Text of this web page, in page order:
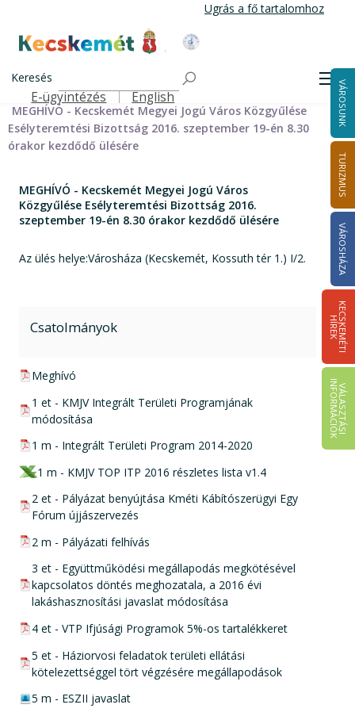
tartalomra
Ugrás a fő tartalomhoz
Kecskemét Város Honlapja
Keresés
Felső navigáció
E-ügyintézés English VÁROSUNK
TURIZMUS
VÁROSHÁZA
K
E
C
S
K
E
M
É
T
I
HÍ
R
E
K
V
Á
L
A
S
Z
T
Á
S
I
IN
F
O
R
M
Á
C
I
Ó
K
Önkormányzat
Bizottságok 2014-2024
Esélyteremtési Bizottság 2014-2024
Esélyteremtési Bizottság meghívói 2014-2019
MEGHÍVÓ - Kecskemét Megyei Jogú Város Közgyűlése
Esélyteremtési Bizottság 2016. szeptember 19-én 8.30
órakor kezdődő ülésére
MEGHÍVÓ - Kecskemét Megyei Jogú Város
Közgyűlése Esélyteremtési Bizottság 2016.
szeptember 19-én 8.30 órakor kezdődő ülésére
Az ülés helye:Városháza (Kecskemét, Kossuth tér 1.) I/2.
Csatolmányok
pdf csatolmány:
Meghívó
pdf csatolmány:
1 et - KMJV Integrált Területi Programjának
módosítása
pdf csatolmány:
1 m - Integrált Területi Program 2014-2020
xls csatolmány:
1 m - KMJV TOP ITP 2016 részletes lista v1.4
pdf csatolmány:
2 et - Pályázat benyújtása Kméti Kábítószerügyi Egy
Fórum újjászervezés
pdf csatolmány:
2 m - Pályázati felhívás
pdf csatolmány:
3 et - Együttműködési megállapodás megkötésével
kapcsolatos döntés meghozatala, a 2016 évi
lakáshasznosítási javaslat módosítása
pdf csatolmány:
4 et - VTP Ifjúsági Programok 5%-os tartalékkeret
pdf csatolmány:
5 et - Háziorvosi feladatok területi ellátási
kötelezettséggel tört végzésére megállapodások
jpg csatolmány:
5 m - ESZII javaslat